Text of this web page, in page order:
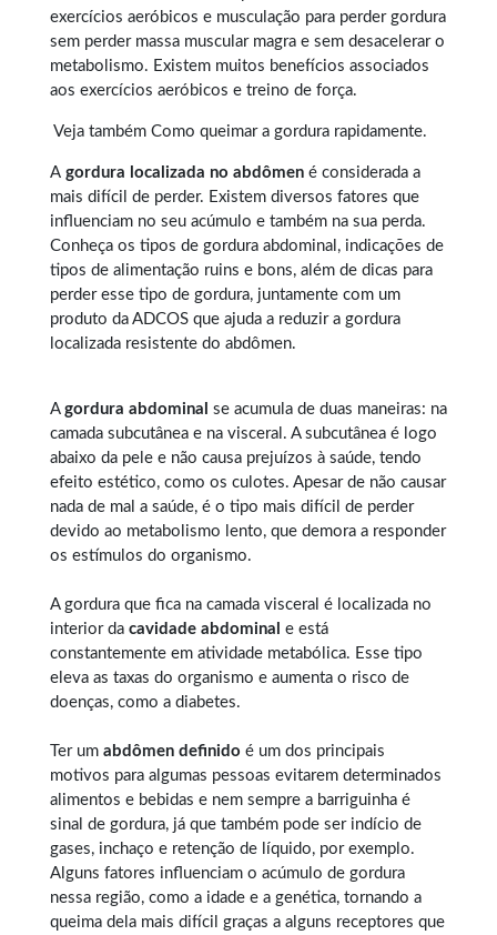
exercícios aeróbicos e musculação para perder gordura
sem perder massa muscular magra e sem desacelerar o
metabolismo. Existem muitos benefícios associados
aos exercícios aeróbicos e treino de força.
Veja também Como queimar a gordura rapidamente.
A gordura localizada no abdômen é considerada a
mais difícil de perder. Existem diversos fatores que
influenciam no seu acúmulo e também na sua perda.
Conheça os tipos de gordura abdominal , indicações de
tipos de alimentação ruins e bons, além de dicas para
perder esse tipo de gordura, juntamente com um
produto da ADCOS que ajuda a reduzir a gordura
localizada resistente do abdômen.
A gordura abdominal se acumula de duas maneiras: na
camada subcutânea e na visceral. A subcutânea é logo
abaixo da pele e não causa prejuízos à saúde, tendo
efeito estético, como os culotes. Apesar de não causar
nada de mal a saúde, é o tipo mais difícil de perder
devido ao metabolismo lento, que demora a responder
os estímulos do organismo.
A gordura que fica na camada visceral é localizada no
interior da cavidade abdominal e está
constantemente em atividade metabólica. Esse tipo
eleva as taxas do organismo e aumenta o risco de
doenças, como a diabetes.
Ter um abdômen definido é um dos principais
motivos para algumas pessoas evitarem determinados
alimentos e bebidas e nem sempre a barriguinha é
sinal de gordura, já que também pode ser indício de
gases, inchaço e retenção de líquido, por exemplo.
Alguns fatores influenciam o acúmulo de gordura
nessa região, como a idade e a genética, tornando a
queima dela mais difícil graças a alguns receptores que